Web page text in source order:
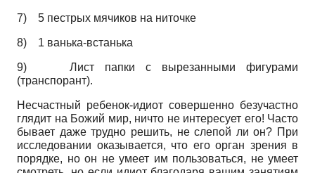
7) 5 пестрых мячиков на ниточке
8) 1 ванька-встанька
9) Лист папки с вырезанными фигурами
(транспорант).
Несчастный ребенок-идиот совершенно безучастно
глядит на Божий мир, ничто не интересует его! Часто
бывает даже трудно решить, не слепой ли он? При
исследовании оказывается, что его орган зрения в
порядке, но он не умеет им пользоваться, не умеет